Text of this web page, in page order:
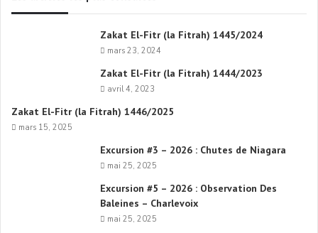
Zakat El-Fitr (la Fitrah) 1445/2024
mars 23, 2024
Zakat El-Fitr (la Fitrah) 1444/2023
avril 4, 2023
Zakat El-Fitr (la Fitrah) 1446/2025
mars 15, 2025
Excursion #3 – 2026 : Chutes de Niagara
mai 25, 2025
Excursion #5 – 2026 : Observation Des
Baleines – Charlevoix
mai 25, 2025